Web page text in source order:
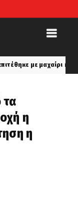
και τραυμάτισε
τα
η
η